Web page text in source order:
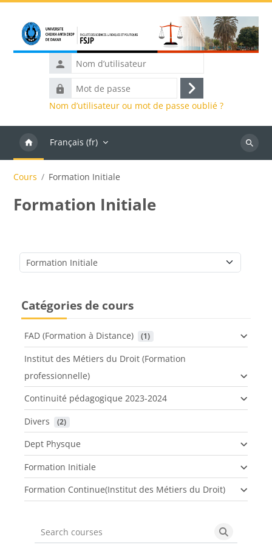
Nom
d’utilisateur
Mot
de
Connexion
Nom d’utilisateur ou mot de passe oublié ?
Français ‎(fr)‎
Cours Formation Initiale
Formation Initiale
Catégories de cours
Catégories de cours
FAD (Formation à Distance) (1)
Institut des Métiers du Droit (Formation
professionnelle)
Continuité pédagogique 2023-2024
Divers
(2)
Dept Physque
Formation Initiale
Formation Continue(Institut des Métiers du Droit)
Search courses